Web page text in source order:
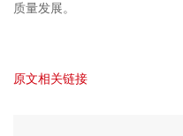
质量发展。
原文相关链接